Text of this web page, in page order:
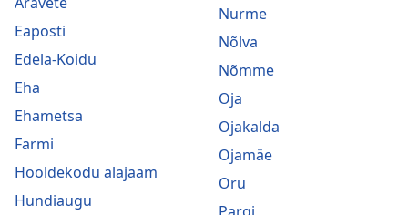
Eaposti
Edela-Koidu
Eha
Ehametsa
Farmi
Hooldekodu alajaam
Hundiaugu
Nurme
Nõlva
Nõmme
Oja
Ojakalda
Ojamäe
Oru